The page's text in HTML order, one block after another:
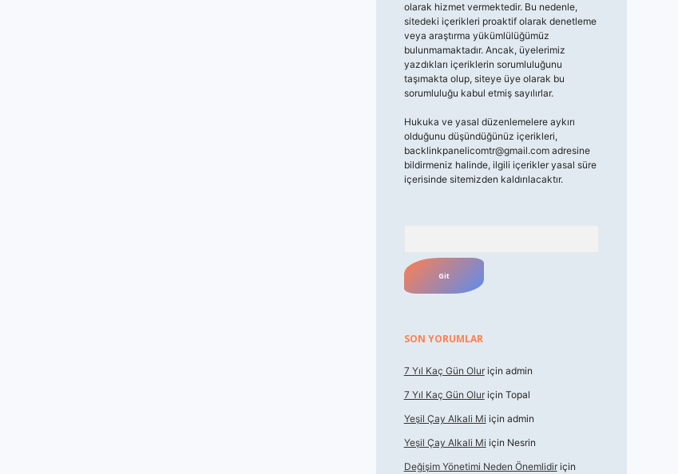
olarak hizmet vermektedir. Bu nedenle,
sitedeki içerikleri proaktif olarak denetleme
veya araştırma yükümlülüğümüz
bulunmamaktadır. Ancak, üyelerimiz
yazdıkları içeriklerin sorumluluğunu
taşımakta olup, siteye üye olarak bu
sorumluluğu kabul etmiş sayılırlar.
Hukuka ve yasal düzenlemelere aykırı
olduğunu düşündüğünüz içerikleri,
backlinkpanelicomtr@gmail.comadresine
bildirmeniz halinde, ilgili içerikler yasal süre
içerisinde sitemizden kaldırılacaktır.
SON YORUMLAR
7 Yıl Kaç Gün Oluriçin admin
7 Yıl Kaç Gün Oluriçin Topal
Yeşil Çay Alkali Mi için admin
Yeşil Çay Alkali Mi için Nesrin
Değişim Yönetimi Neden Önemlidiriçin